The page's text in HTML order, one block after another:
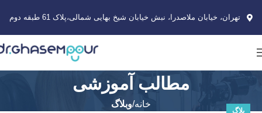
تهران، خیابان ملاصدرا، نبش خیابان شیخ بهایی شمالی،پلاک 61 طبقه دوم
مطالب آموزشی
خانه وبلاگ
بلاگ